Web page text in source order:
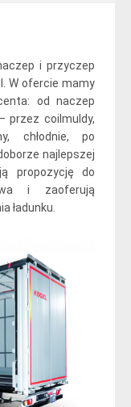
i przyczep
W ofercie mamy
od naczep
przez coilmuldy,
chłodnie, po
najlepszej
propozycję do
i zaoferują
ładunku.